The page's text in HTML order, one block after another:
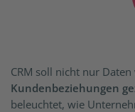
CRM soll nicht nur
Kundenbeziehungen
beleuchtet, wie